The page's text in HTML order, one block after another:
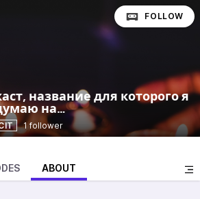
название для которого я
на
@pndkjpnpp
1 follower
FOLLOW
ABOUT